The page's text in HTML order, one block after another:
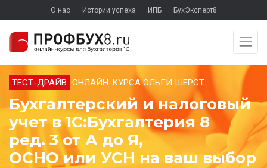
О нас Истории успеха ИПБ БухЭксперт8
ТЕСТ-ДРАЙВ ОНЛАЙН-КУРСА ОЛЬГИ ШЕРСТ
Бухгалтерский и налоговый
учет в 1С:Бухгалтерия 8
ред. 3 от А до Я,
ОСНО или УСН на ваш выбор